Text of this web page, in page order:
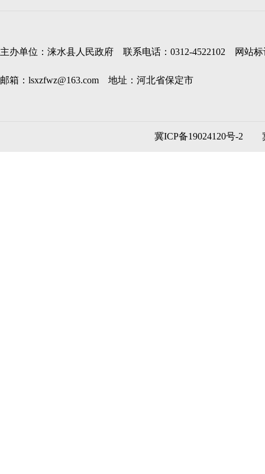
主办单位：涞水县人民政府 联系电话：0312-4522102 网站标
邮箱：lsxzfwz@163.com 地址：河北省保定市
冀ICP备19024120号-2